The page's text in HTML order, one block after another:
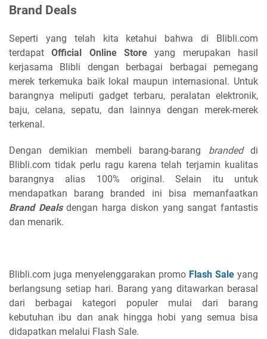
Brand Deals
Seperti yang telah kita ketahui bahwa di Blibli.com
terdapatOfficial Online Store yang merupakan hasil
kerjasama Blibli dengan berbagai berbagai pemegang
merek terkemuka baik lokal maupun internasional. Untuk
barangnya meliputi gadget terbaru, peralatan elektronik,
baju, celana, sepatu, dan lainnya dengan merek-merek
terkenal.
Dengan demikian membeli barang-barang brandeddi
Blibli.com tidak perlu ragu karena telah terjamin kualitas
barangnya alias 100% original. Selain itu untuk
mendapatkan barang branded ini bisa memanfaatkan
Brand Dealsdengan harga diskon yang sangat fantastis
dan menarik.
Blibli.com juga menyelenggarakan promo Flash Sale yang
berlangsung setiap hari. Barang yang ditawarkan berasal
dari berbagai kategori populer mulai dari barang
kebutuhan ibu dan anak hingga hobi yang semua bisa
didapatkan melalui Flash Sale.